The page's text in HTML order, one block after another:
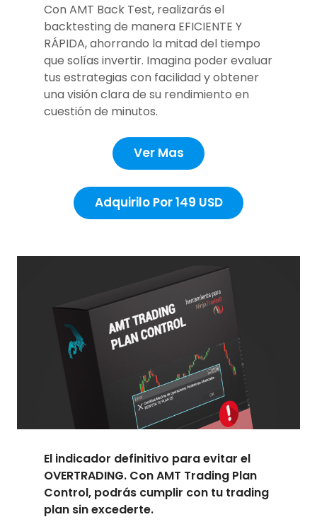
Con AMT Back Test, realizarás el
backtesting de manera EFICIENTE Y
RÁPIDA, ahorrando la mitad del tiempo
que solías invertir. Imagina poder evaluar
tus estrategias con facilidad y obtener
una visión clara de su rendimiento en
cuestión de minutos.
Ver Mas
Adquirilo Por 149 USD
El indicador definitivo para evitar el
OVERTRADING. Con AMT Trading Plan
Control, podrás cumplir con tu trading
plan sin excederte.